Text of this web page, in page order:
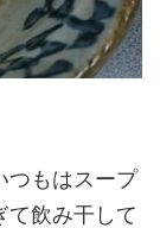
つもはスープ
て飲み干して